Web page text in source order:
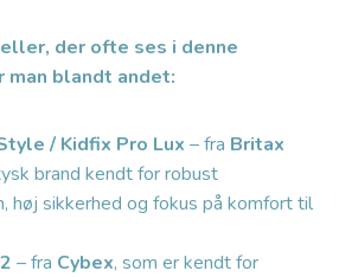
der ofte ses i denne
man blandt andet:
/ Kidfix Pro Lux – fra Britax
brand kendt for robust
høj sikkerhed og fokus på komfort til
– fra Cybex, som er kendt for